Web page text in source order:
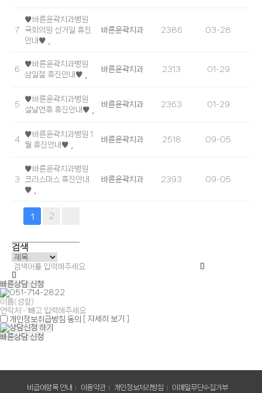
7
♥바른윤곽치과병원
국회의원 선거일 휴진
안내♥
바른윤곽치과 2386 03-28
6
♥바른윤곽치과병원
삼일절 휴진안내♥
바른윤곽치과 2313 01-29
5
♥바른윤곽치과병원
설날연휴 휴진안내♥
바른윤곽치과 2363 01-29
4
♥바른윤곽치과병원 1
월 휴진안내♥
바른윤곽치과 2518 09-05
3
♥바른윤곽치과병원
크리스마스 휴진안내
♥
바른윤곽치과 2393 09-05
1 2
검색
빠른상담 신청
개인정보취급방침 동의 [ 자세히 보기 ]
빠른상담 신청
비급여항목 안내 이용약관 개인정보처리방침 이메일무단수집거부